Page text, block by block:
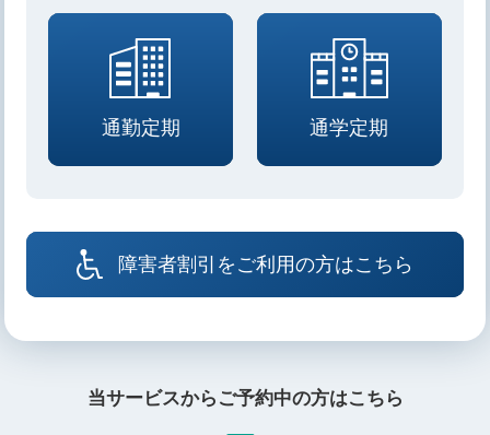
通勤定期 通学定期
障害者割引をご利用の方はこちら
当サービスからご予約中の方はこちら